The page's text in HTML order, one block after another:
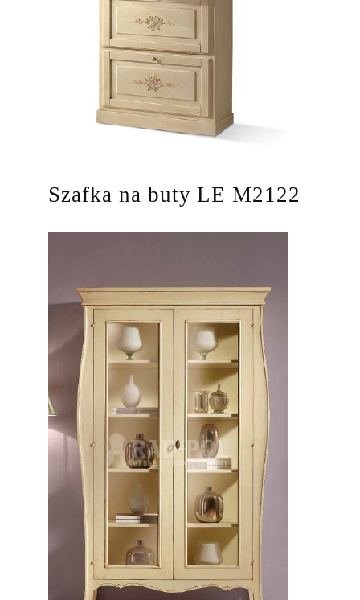
Szafka na buty LE M2122